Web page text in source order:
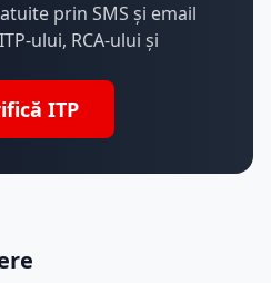
prin SMS și email
ului, RCA-ului și
ITP